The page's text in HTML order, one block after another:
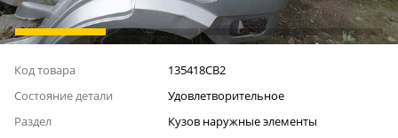
Код товара
135418СВ2
Состояние детали
Удовлетворительное
Раздел
Кузов наружные элементы